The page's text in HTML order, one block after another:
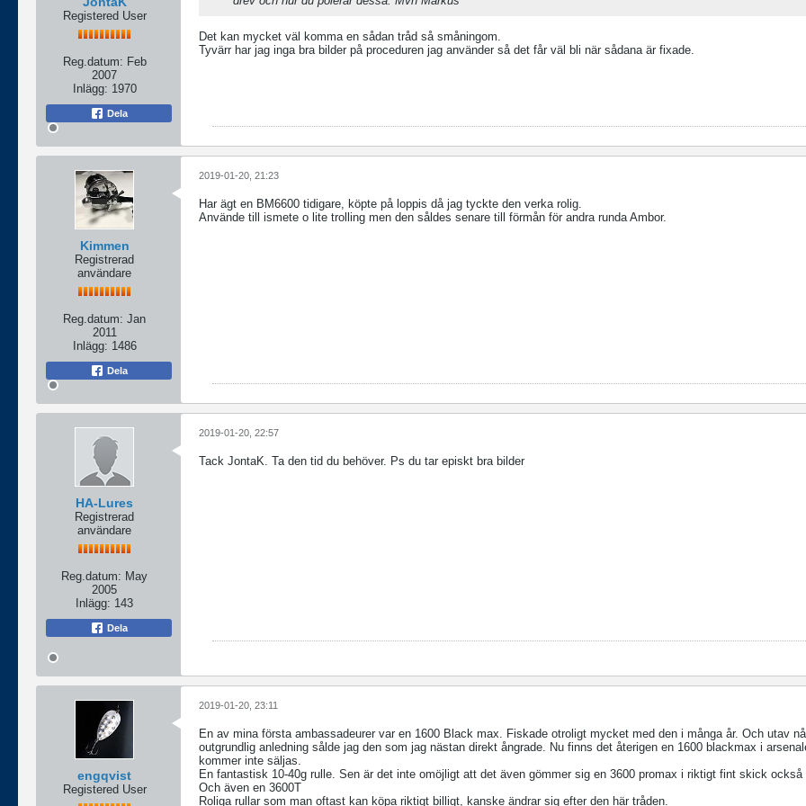
Registered User
Reg.datum: Feb
2007
Inlägg: 1970
Dela
Det kan mycket väl komma en sådan tråd så småningom.
Tyvärr har jag inga bra bilder på proceduren jag använder så det får väl bli när sådana är fixade.
Kimmen
Registrerad
användare
Reg.datum: Jan
2011
Inlägg: 1486
Dela
2019-01-20, 21:23
Har ägt en BM6600 tidigare, köpte på loppis då jag tyckte den verka rolig.
Använde till ismete o lite trolling men den såldes senare till förmån för andra runda Ambor.
HA-Lures
Registrerad
användare
Reg.datum: May
2005
Inlägg: 143
Dela
2019-01-20, 22:57
Tack JontaK. Ta den tid du behöver. Ps du tar episkt bra bilder
engqvist
Registered User
2019-01-20, 23:11
En av mina första ambassadeurer var en 1600 Black max. Fiskade otroligt mycket med den i många år. Och utav
outgrundlig anledning sålde jag den som jag nästan direkt ångrade. Nu finns det återigen en 1600 blackmax i
kommer inte säljas.
En fantastisk 10-40g rulle. Sen är det inte omöjligt att det även gömmer sig en 3600 promax i riktigt fint skick också
Och även en 3600T
Roliga rullar som man oftast kan köpa riktigt billigt, kanske ändrar sig efter den här tråden.